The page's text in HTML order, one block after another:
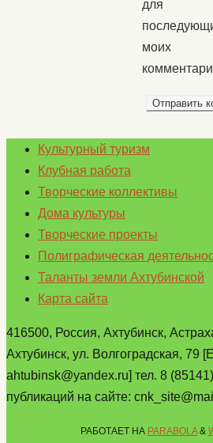
для
моих
Культурный туризм
Клубная работа
Творческие коллективы
Дома культуры
Творческие проекты
Полиграфическая
Таланты земли Ахтубинской
Карта сайта
416500, Россия, Ахтубинск,
Ахтубинск, ул. Волгоградская, 79
ahtubinsk@yandex.ru] тел. 8
публикаций на сайте:
РАБОТАЕТ НА PARABOLA&